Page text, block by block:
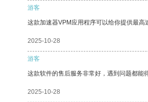
游客
这款加速器VPM应用程序可以给你提供最高
2025-10-28
游客
这款软件的售后服务非常好，遇到问题都能
2025-10-28